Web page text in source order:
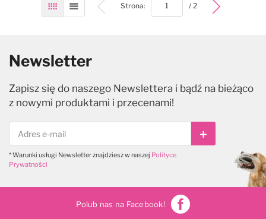
SiatkaLista Strona:bottom / 2
Newsletter
Zapisz się do naszego Newslettera i bądź na bieżąco
z nowymi produktami i przecenami!
Subskrybuj
* Warunki usługi Newsletter znajdziesz w naszej Polityce
Prywatności
Polub nas na Facebook!